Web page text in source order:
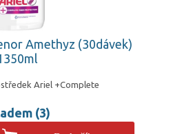
Amethyz (30dávek)
Ariel +Complete
(3)